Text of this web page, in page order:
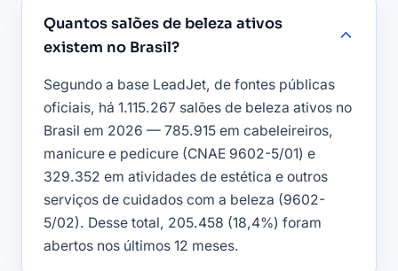
Quantos salões de beleza ativos
existem no Brasil?
Segundo a base LeadJet, de fontes públicas
oficiais, há 1.115.267 salões de beleza ativos no
Brasil em 2026 — 785.915 em cabeleireiros,
manicure e pedicure (CNAE 9602-5/01) e
329.352 em atividades de estética e outros
serviços de cuidados com a beleza (9602-
5/02). Desse total, 205.458 (18,4%) foram
abertos nos últimos 12 meses.